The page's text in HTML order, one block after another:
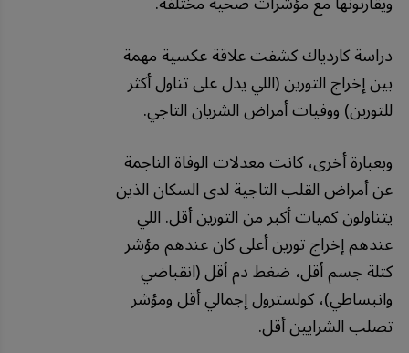
دراسة كاردياك كشفت علاقة عكسية مهمة
بين إخراج التورين (اللي يدل على تناول أكثر
للتورين) ووفيات أمراض الشريان التاجي.
وبعبارة أخرى، كانت معدلات الوفاة الناجمة
عن أمراض القلب التاجية لدى السكان الذين
يتناولون كميات أكبر من التورين أقل. اللي
عندهم إخراج تورين أعلى كان عندهم مؤشر
كتلة جسم أقل، ضغط دم أقل (انقباضي
وانبساطي)، كولسترول إجمالي أقل ومؤشر
تصلب الشرايين أقل.